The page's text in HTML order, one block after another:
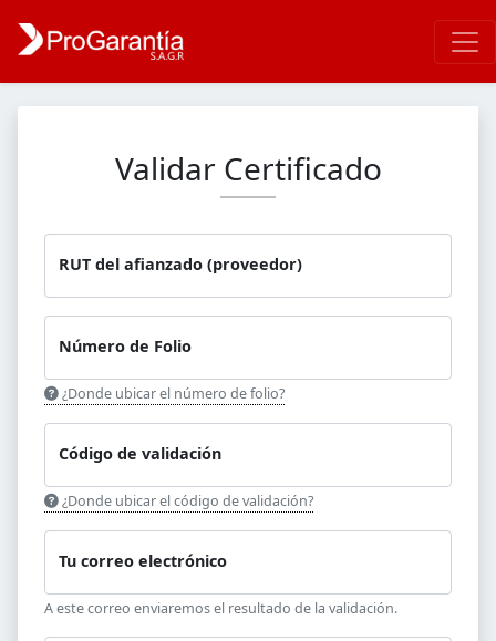
Validar Certificado
RUT del afianzado (proveedor)
¿Donde ubicar el número de folio?
Número de Folio
¿Donde ubicar el código de validación?
Código de validación
A este correo enviaremos el resultado de la validación.
Tu correo electrónico